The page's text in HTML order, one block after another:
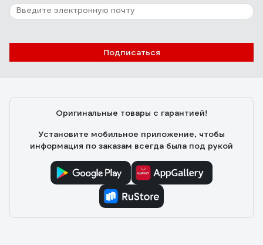
Подписаться
Оригинальные товары с гарантией!
Установите мобильное приложение, чтобы
информация по заказам всегда была под рукой